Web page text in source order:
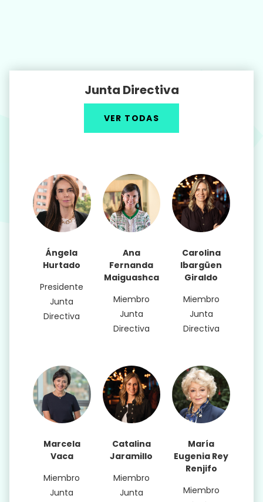
Junta Directiva
VER TODAS
Ángela
Hurtado
Presidente
Junta
Directiva
Ana
Fernanda
Maiguashca
Miembro
Junta
Directiva
Carolina
Ibargüen
Giraldo
Miembro
Junta
Directiva
Marcela
Vaca
Miembro
Junta
Catalina
Jaramillo
Miembro
Junta
María
Eugenia Rey
Renjifo
Miembro